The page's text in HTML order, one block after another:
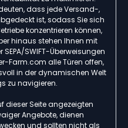
dass jede Versand-,
ist, sodass Sie sich
konzentrieren können,
hinaus stehen Ihnen mit
SWIFT-Überweisungen
Farm.com alle Türen offen,
in der dynamischen Welt
zu navigieren.
dieser Seite angezeigten
Angebote, dienen
und sollten nicht als